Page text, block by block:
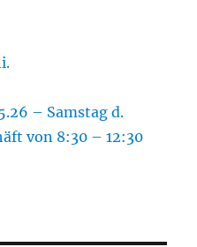
– Samstag d.
von 8:30 – 12:30